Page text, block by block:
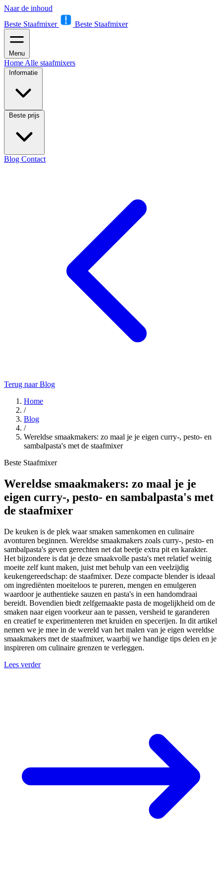
Naar de inhoud
Beste Staafmixer
Beste Staafmixer
Menu
Home Alle staafmixers
Informatie
Beste prijs
Blog Contact
Terug naar Blog
Home
/
Blog
/
Wereldse smaakmakers: zo maal je je eigen curry-, pesto- en
sambalpasta's met de staafmixer
Beste Staafmixer
Wereldse smaakmakers: zo maal je je
eigen curry-, pesto- en sambalpasta's met
de staafmixer
De keuken is de plek waar smaken samenkomen en culinaire
avonturen beginnen. Wereldse smaakmakers zoals curry-, pesto- en
sambalpasta's geven gerechten net dat beetje extra pit en karakter.
Het bijzondere is dat je deze smaakvolle pasta's met relatief weinig
moeite zelf kunt maken, juist met behulp van een veelzijdig
keukengereedschap: de staafmixer. Deze compacte blender is ideaal
om ingrediënten moeiteloos te pureren, mengen en emulgeren
waardoor je authentieke sauzen en pasta's in een handomdraai
bereidt. Bovendien biedt zelfgemaakte pasta de mogelijkheid om de
smaken naar eigen voorkeur aan te passen, versheid te garanderen
en creatief te experimenteren met kruiden en specerijen. In dit artikel
nemen we je mee in de wereld van het malen van je eigen wereldse
smaakmakers met de staafmixer, waarbij we handige tips delen en je
inspireren om culinaire grenzen te verleggen.
Lees verder